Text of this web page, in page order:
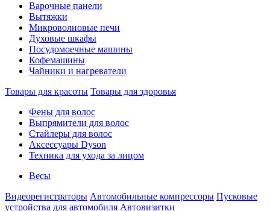
Варочные панели
Вытяжки
Микроволновые печи
Духовые шкафы
Посудомоечные машины
Кофемашины
Чайники и нагреватели
Товары для красоты Товары для здоровья
Фены для волос
Выпрямители для волос
Стайлеры для волос
Аксессуары Dyson
Техника для ухода за лицом
Весы
Видеорегистраторы Автомобильные компрессоры Пусковые
устройства для автомобиля Автовизитки